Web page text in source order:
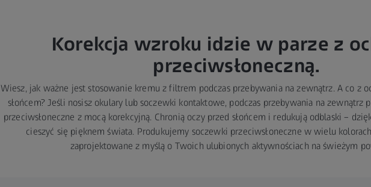
Korekcja wzroku idzie w parze z
przeciwsłoneczną.
Wiesz, jak ważne jest stosowanie kremu z filtrem podczas przebywania na zewnątrz. A co z
słońcem? Jeśli nosisz okulary lub soczewki kontaktowe, podczas przebywania na zewnątrz
przeciwsłoneczne z mocą korekcyjną. Chronią oczy przed słońcem i redukują odblaski –
cieszyć się pięknem świata. Produkujemy soczewki przeciwsłoneczne w wielu
zaprojektowane z myślą o Twoich ulubionych aktywnościach na świeżym